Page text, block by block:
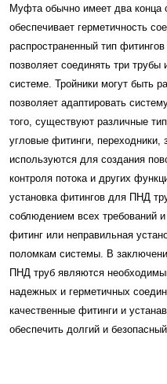
Муфта обычно имеет два конца
обеспечивает герметичность
распространенный тип
позволяет соединять три трубы
системе. Тройники могут быть
позволяет адаптировать
того, существуют различные
угловые фитинги,
используются для создания
контроля потока и других
установка фитингов для ПНД
соблюдением всех требований
фитинг или неправильная
поломкам системы. В
ПНД труб являются
надежных и герметичных
качественные фитинги и
обеспечить долгий и